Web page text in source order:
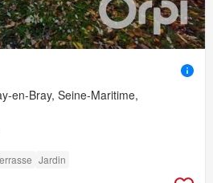
en-Bray, Seine-Maritime,
Jardin